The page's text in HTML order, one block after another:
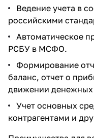
Ведение учета в
российскими
Автоматическое
РСБУ в МСФО.
Формирование
баланс, отчет о
движении денежных
Учет основных
контрагентами и